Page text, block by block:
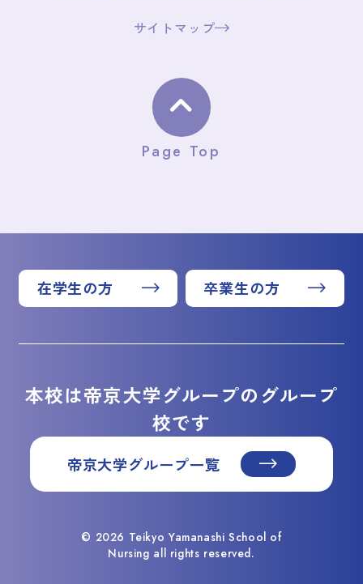
サイトマップ
Page Top
在学生の方 卒業生の方
本校は帝京大学グループのグループ
校です
帝京大学グループ一覧
© 2026 Teikyo Yamanashi School of
Nursing all rights reserved.